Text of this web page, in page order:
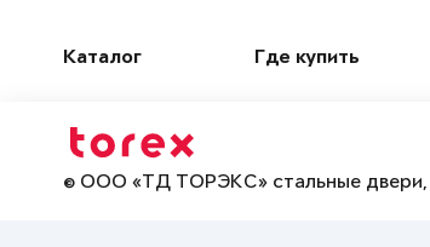
Каталог Где купить
© ООО «ТД ТОРЭКС» стальные двери,